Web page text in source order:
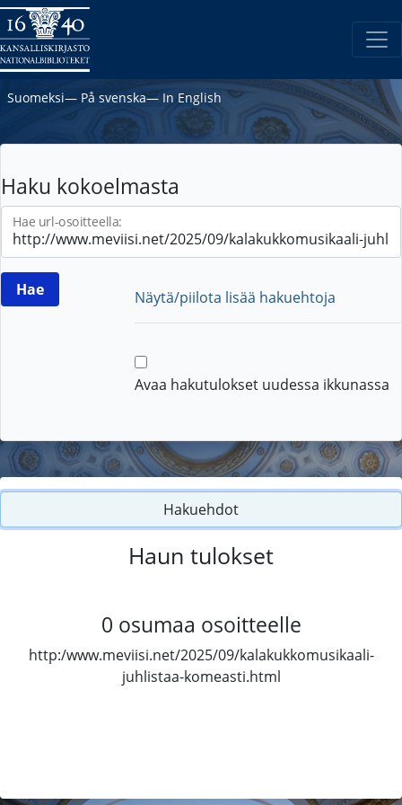
Suomeksi― På svenska― In English
Haku kokoelmasta
Hae url-osoitteella:
Näytä/piilota lisää hakuehtoja
Avaa hakutulokset uudessa ikkunassa
Hakuehdot
Haun tulokset
0 osumaa osoitteelle
http:/www.meviisi.net/2025/09/kalakukkomusikaali-
juhlistaa-komeasti.html